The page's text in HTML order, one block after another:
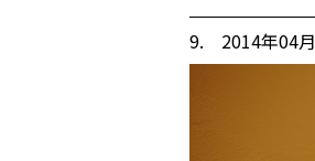
9. 2014年04